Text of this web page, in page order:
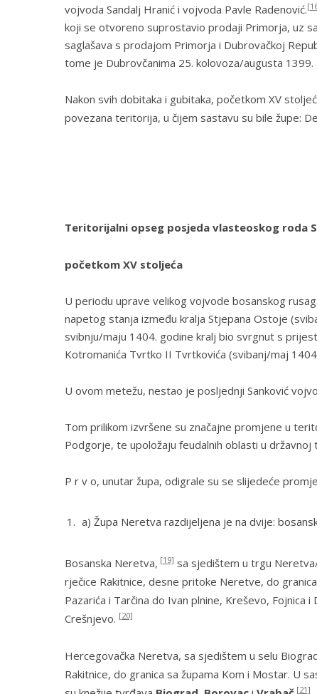
vojvoda Sandalj Hranić i vojvoda Pavle Radenović.
koji se otvoreno suprostavio prodaji Primorja, uz
saglašava s prodajom Primorja i Dubrovačkoj
tome je Dubrovčanima 25. kolovoza/augusta
Nakon svih dobitaka i gubitaka, početkom XV
povezana teritorija, u čijem sastavu su bile župe:
Teritorijalni opseg posjeda vlasteoskog roda
početkom XV stoljeća
U periodu uprave velikog vojvode bosanskog
napetog stanja između kralja Stjepana Ostoje
svibnju/maju 1404. godine kralj bio svrgnut s
Kotromanića Tvrtko II Tvrtkovića (svibanj/maj
U ovom metežu, nestao je posljednji Sanković
Tom prilikom izvršene su značajne promjene u
Podgorje, te upoložaju feudalnih oblasti u
P r v o, unutar župa, odigrale su se slijedeće
a) Župa Neretva razdijeljena je na dvije:
Bosanska Neretva, [19] sa sjedištem u trgu
rječice Rakitnice, desne pritoke Neretve, do
Pazarića i Tarčina do Ivan plnine, Kreševo, Fojnica i
Crešnjevo.[20]
Hercegovačka Neretva, sa sjedištem u selu
Rakitnice, do granica sa župama Kom i Mostar. U
[21]